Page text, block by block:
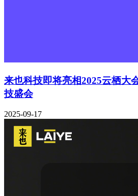
来也科技即将亮相2025云栖大
技盛会
2025-09-17